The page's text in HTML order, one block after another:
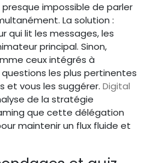
impossible de parler
La solution :
qui lit les messages, les
principal. Sinon,
ceux intégrés à
les plus pertinentes
et vous les suggérer. Digital
de la stratégie
que cette délégation
maintenir un flux fluide et